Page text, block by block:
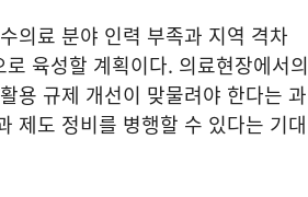
의료 분야 인력 부족과 지역 격차
육성할 계획이다. 의료현장에서의
용 규제 개선이 맞물려야 한다는 과
제도 정비를 병행할 수 있다는 기대